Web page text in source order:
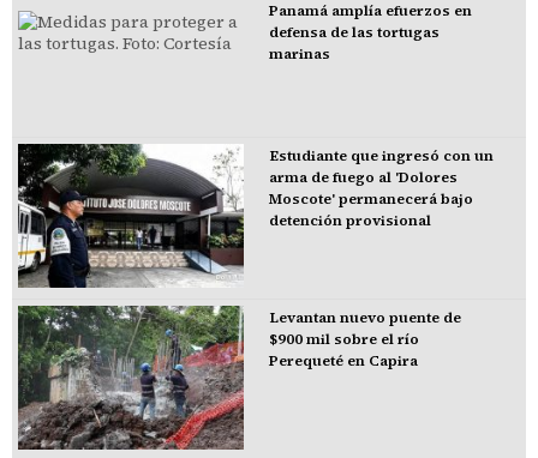
Panamá amplía efuerzos en
defensa de las tortugas
marinas
Estudiante que ingresó con un
arma de fuego al 'Dolores
Moscote' permanecerá bajo
detención provisional
Levantan nuevo puente de
$900 mil sobre el río
Perequeté en Capira